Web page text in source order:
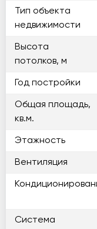
Тип объекта
недвижимости
Высота
потолков, м
Год постройки
Общая площадь,
кв.м.
Этажность
Вентиляция
Система